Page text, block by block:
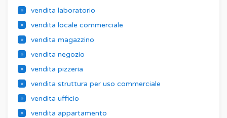
vendita laboratorio
vendita locale commerciale
vendita magazzino
vendita negozio
vendita pizzeria
vendita struttura per uso commerciale
vendita ufficio
vendita appartamento